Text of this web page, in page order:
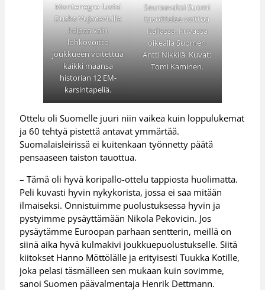
Montenegro-luotsi
Dusko Vujocevicille
kelpaa vain
lohkovoitto
joukkueen voitettua
kaikki maansa
historian 12 EM-
karsintapeliä.
Seuraavaksi Suomi
tavoittelee voittoa
Italiassa. Kuvassa
oikealla Suomen
Antti Nikkilä. Kuvat:
Tomi Kaminen.
Ottelu oli Suomelle juuri niin vaikea kuin loppulukemat
ja 60 tehtyä pistettä antavat ymmärtää.
Suomalaisleirissä ei kuitenkaan työnnetty päätä
pensaaseen taiston tauottua.
– Tämä oli hyvä koripallo-ottelu tappiosta huolimatta.
Peli kuvasti hyvin nykykorista, jossa ei saa mitään
ilmaiseksi. Onnistuimme puolustuksessa hyvin ja
pystyimme pysäyttämään Nikola Pekovicin. Jos
pysäytämme Euroopan parhaan sentterin, meillä on
siinä aika hyvä kulmakivi joukkuepuolustukselle. Siitä
kiitokset Hanno Möttölälle ja erityisesti Tuukka Kotille,
joka pelasi täsmälleen sen mukaan kuin sovimme,
sanoi Suomen päävalmentaja Henrik Dettmann.